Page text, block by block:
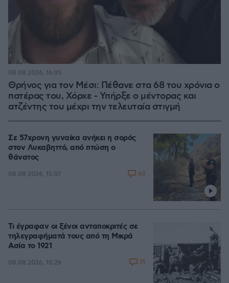
Θρήνος για τον Μέσι: Πέθανε στα 68 του χρόνια ο
πατέρας του, Χόρχε - Υπήρξε ο μέντορας και
ατζέντης του μέχρι την τελευταία στιγμή
08.08.2026, 16:05
Σε 57χρονη γυναίκα ανήκει η σορός
στον Λυκαβηττό, από πτώση ο
θάνατος
08.08.2026, 15:07 63
Τι έγραφαν οι ξένοι ανταποκριτές σε
τηλεγραφήματά τους από τη Μικρά
Ασία το 1921
08.08.2026, 10:26 71